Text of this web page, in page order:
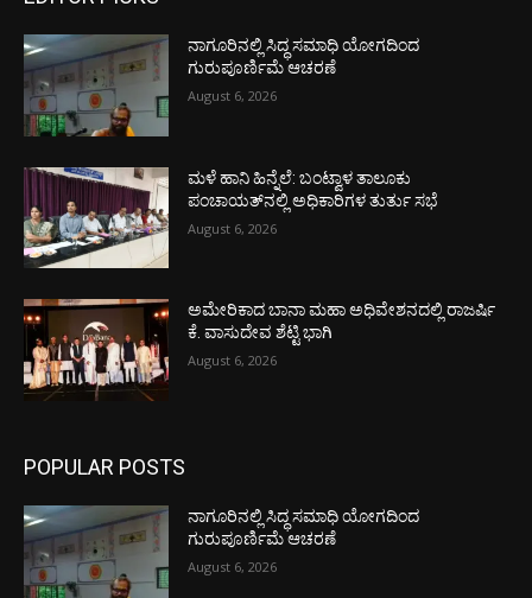
ನಾಗೂರಿನಲ್ಲಿ ಸಿದ್ಧ ಸಮಾಧಿ ಯೋಗದಿಂದ
ಗುರುಪೂರ್ಣಿಮೆ ಆಚರಣೆ
August 6, 2026
ಮಳೆ ಹಾನಿ ಹಿನ್ನೆಲೆ: ಬಂಟ್ವಾಳ ತಾಲೂಕು
ಪಂಚಾಯತ್‌ನಲ್ಲಿ ಅಧಿಕಾರಿಗಳ ತುರ್ತು ಸಭೆ
August 6, 2026
ಅಮೇರಿಕಾದ ಬಾನಾ ಮಹಾ ಅಧಿವೇಶನದಲ್ಲಿ ರಾಜರ್ಷಿ
ಕೆ. ವಾಸುದೇವ ಶೆಟ್ಟಿ ಭಾಗಿ
August 6, 2026
POPULAR POSTS
ನಾಗೂರಿನಲ್ಲಿ ಸಿದ್ಧ ಸಮಾಧಿ ಯೋಗದಿಂದ
ಗುರುಪೂರ್ಣಿಮೆ ಆಚರಣೆ
August 6, 2026